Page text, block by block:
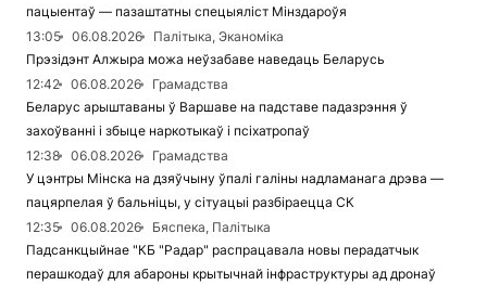
пацыентаў — пазаштатны спецыяліст Мінздароўя
13:05
06.08.2026
Палітыка, Эканоміка
Прэзідэнт Алжыра можа неўзабаве наведаць Беларусь
12:42
06.08.2026
Грамадства
Беларус арыштаваны ў Варшаве на падставе падазрэння ў
захоўванні і збыце наркотыкаў і псіхатропаў
12:38
06.08.2026
Грамадства
У цэнтры Мінска на дзяўчыну ўпалі галіны надламанага дрэва —
пацярпелая ў бальніцы, у сітуацыі разбіраецца СК
12:35
06.08.2026
Бяспека, Палітыка
Падсанкцыйнае "КБ "Радар" распрацавала новы перадатчык
перашкодаў для абароны крытычнай інфраструктуры ад дронаў